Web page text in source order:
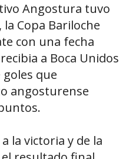
Angostura tuvo
Copa Bariloche
con una fecha
a Boca Unidos
que
angosturense
la victoria y de la